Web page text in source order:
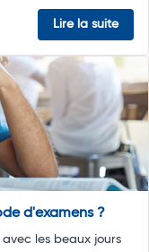
Lire la suite
d'examens ?
avec les beaux jours